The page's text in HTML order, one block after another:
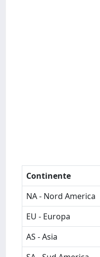
Continente
NA - Nord America
EU - Europa
AS - Asia